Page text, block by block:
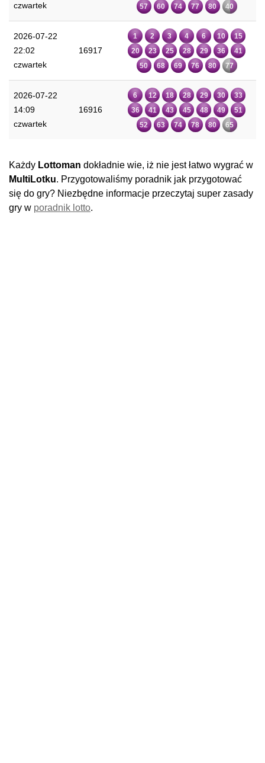
czwartek
57
60 74 77 80 40
2026-07-22
22:02
czwartek
16917
1 2 3 4 6 10
15
20
23 25 28 29 36
41
50
68 69 76 80 77
2026-07-22
14:09
czwartek
16916
6 12 18 28 29 30
33
36
41 43 45 48 49
51
52
63 74 78 80 65
Każdy Lottoman dokładnie wie, iż nie jest łatwo wygrać w
MultiLotku. Przygotowaliśmy poradnik jak przygotować
się do gry? Niezbędne informacje przeczytaj super zasady
gry w poradnik lotto.